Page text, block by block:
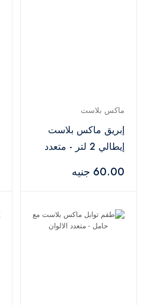
ماكس بلاست
إبريق ماكس بلاست
إيطالي 2 لتر - متعدد
60.00 جنيه